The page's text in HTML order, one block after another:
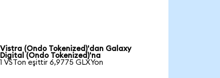
Vistra (Ondo Tokenized)'dan Galaxy
Digital (Ondo Tokenized)'na
1 VSTon eşittir 6,9775 GLXYon